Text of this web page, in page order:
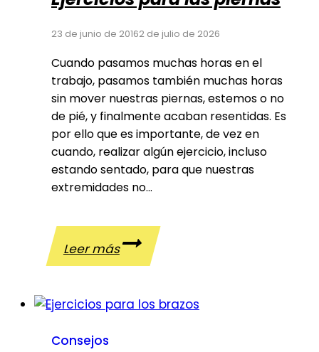
muchas
horas
sentado
23 de junio de 20162 de julio de 2026
Cuando pasamos muchas horas en el
trabajo, pasamos también muchas horas
sin mover nuestras piernas, estemos o no
de pié, y finalmente acaban resentidas. Es
por ello que es importante, de vez en
cuando, realizar algún ejercicio, incluso
estando sentado, para que nuestras
extremidades no…
Leer másEjercicios
piernas
Consejos